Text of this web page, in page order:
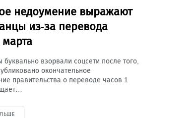
недоумение выражают
из-за перевода
буквально взорвали соцсети после того,
окончательное
правительства о переводе часов 1